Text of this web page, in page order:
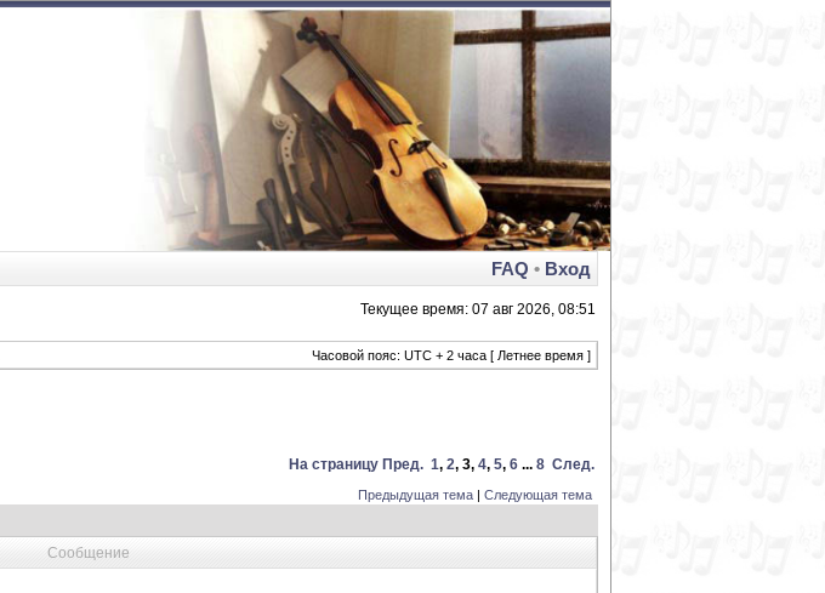
FAQ • Вход
Текущее время: 07 авг 2026, 08:51
Часовой пояс: UTC + 2 часа [ Летнее время ]
На страницу Пред. 1, 2, 3, 4, 5, 6 ... 8 След.
Предыдущая тема | Следующая тема
Сообщение